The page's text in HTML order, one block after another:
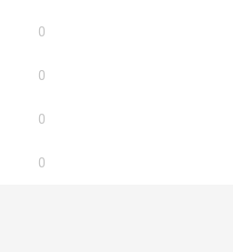
0
0
0
0